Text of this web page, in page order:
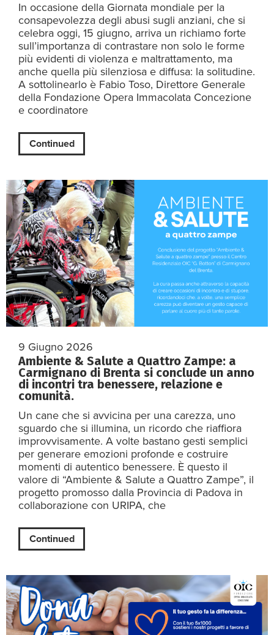
In occasione della Giornata mondiale per la
consapevolezza degli abusi sugli anziani, che si
celebra oggi, 15 giugno, arriva un richiamo forte
sull’importanza di contrastare non solo le forme
più evidenti di violenza e maltrattamento, ma
anche quella più silenziosa e diffusa: la solitudine.
A sottolinearlo è Fabio Toso, Direttore Generale
della Fondazione Opera Immacolata Concezione
e coordinatore
Continued
9 Giugno 2026
Ambiente & Salute a Quattro Zampe: a
Carmignano di Brenta si conclude un anno
di incontri tra benessere, relazione e
comunità.
Un cane che si avvicina per una carezza, uno
sguardo che si illumina, un ricordo che riaffiora
improvvisamente. A volte bastano gesti semplici
per generare emozioni profonde e costruire
momenti di autentico benessere. È questo il
valore di “Ambiente & Salute a Quattro Zampe”, il
progetto promosso dalla Provincia di Padova in
collaborazione con URIPA, che
Continued